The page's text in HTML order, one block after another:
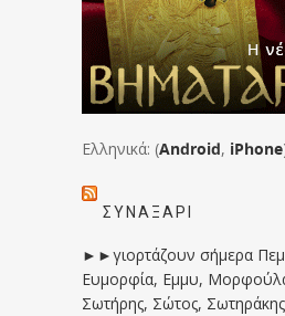
Ελληνικά: (Android, iPhone
ΣΥΝΑΞΆΡΙ
►►γιορτάζουν σήμερα
Ευμορφία, Εμμυ,
Σωτήρης, Σώτος,